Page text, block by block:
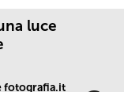
luce
fotografia.it